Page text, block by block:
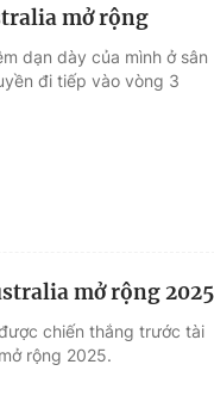
mở rộng
dạn dày của mình ở sân
đi tiếp vào vòng 3
mở rộng 2025
chiến thắng trước tài
rộng 2025.